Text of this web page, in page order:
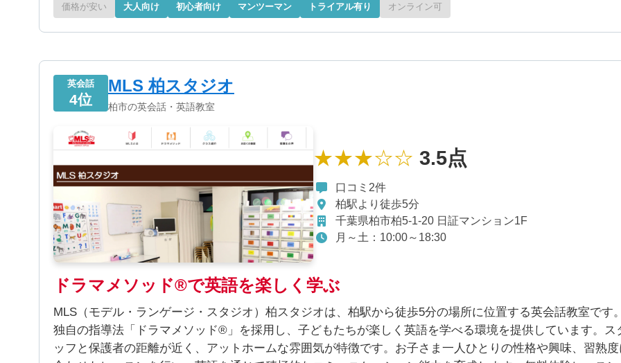
価格が安い 大人向け 初心者向け マンツーマン トライアル有り オンライン可
英会話
4位
MLS 柏スタジオ
柏市の英会話・英語教室
★★★☆☆ 3.5点
口コミ2件
柏駅より徒歩5分
千葉県柏市柏5-1-20 日証マンション1F
月～土：10:00～18:30
ドラマメソッド®で英語を楽しく学ぶ
MLS（モデル・ランゲージ・スタジオ）柏スタジオは、柏駅から徒歩5分の場所に位置する英会話教室です。
独自の指導法「ドラマメソッド®」を採用し、子どもたちが楽しく英語を学べる環境を提供しています。ス
ッフと保護者の距離が近く、アットホームな雰囲気が特徴です。お子さま一人ひとりの性格や興味、習熟度